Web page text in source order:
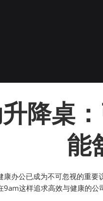
降桌
能
办公已成为不可忽视的重
9am这样追求高效与健康的公